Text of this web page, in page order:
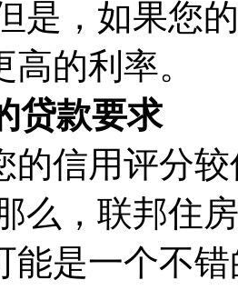
是，如果您
高的利率。
贷款要求
的信用评分
么，联邦住
能是一个不